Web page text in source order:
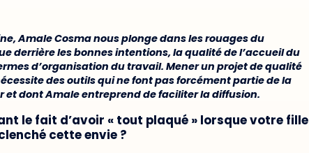
Amale Cosma nous plonge dans les rouages du
derrière les bonnes intentions, la qualité de l’accueil du
d’organisation du travail. Mener un projet de qualité
des outils qui ne font pas forcément partie de la
dont Amale entreprend de faciliter la diffusion.
le fait d’avoir « tout plaqué » lorsque votre fille
cette envie ?